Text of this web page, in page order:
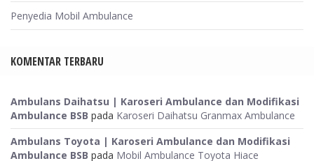
Penyedia Mobil Ambulance
KOMENTAR TERBARU
Ambulans Daihatsu | Karoseri Ambulance dan Modifikasi
Ambulance BSB pada Karoseri Daihatsu Granmax Ambulance
Ambulans Toyota | Karoseri Ambulance dan Modifikasi
Ambulance BSB pada Mobil Ambulance Toyota Hiace